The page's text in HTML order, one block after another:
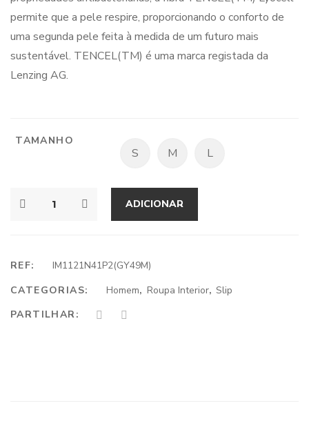
permite que a pele respire, proporcionando o conforto de
uma segunda pele feita à medida de um futuro mais
sustentável. TENCEL(TM) é uma marca registada da
Lenzing AG.
TAMANHO
S M L
ADICIONAR
REF:
IM1121N41P2(GY49M)
CATEGORIAS:
Homem, Roupa Interior,Slip
PARTILHAR: